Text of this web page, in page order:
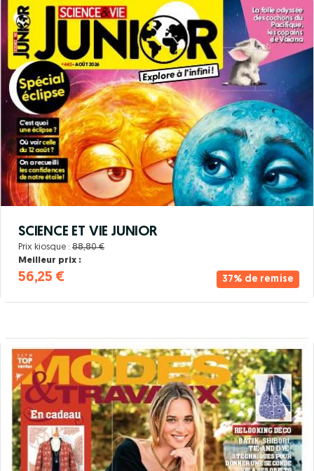
37% de remise
SCIENCE ET VIE JUNIOR
Prix kiosque : 88,80 €
Meilleur prix :
56,25 €